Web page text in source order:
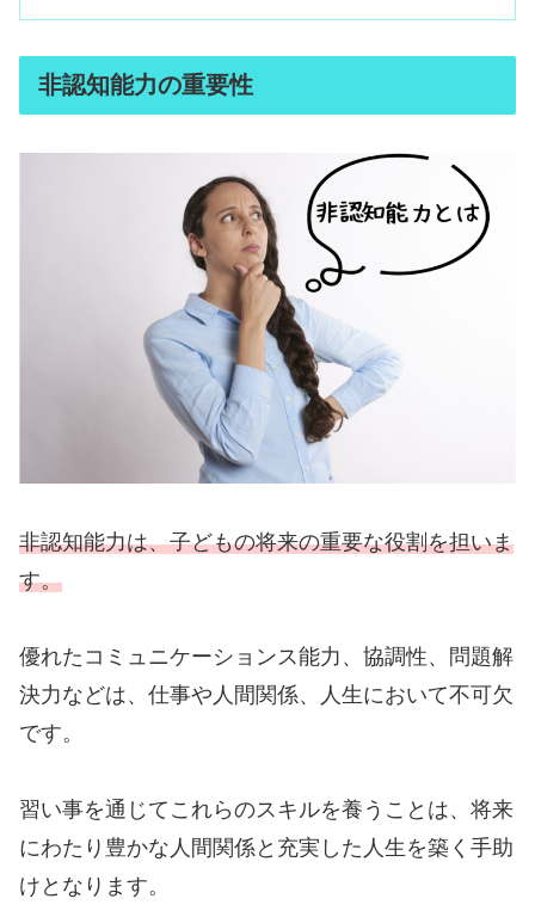
非認知能力の重要性
非認知能力は、子どもの将来の重要な役割を担いま
す。
優れたコミュニケーションス能力、協調性、問題解
決力などは、仕事や人間関係、人生において不可欠
です。
習い事を通じてこれらのスキルを養うことは、将来
にわたり豊かな人間関係と充実した人生を築く手助
けとなります。